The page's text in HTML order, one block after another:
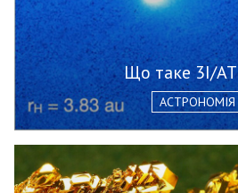
Що таке 3I/
АСТРОНОМІЯ